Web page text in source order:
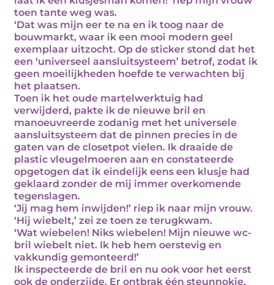
toen tante weg was.
‘Dat was mijn eer te na en ik toog naar de
bouwmarkt, waar ik een mooi modern geel
exemplaar uitzocht. Op de sticker stond dat het
een ‘universeel aansluitsysteem’ betrof, zodat ik
geen moeilijkheden hoefde te verwachten bij
het plaatsen.
Toen ik het oude martelwerktuig had
verwijderd, pakte ik de nieuwe bril en
manoeuvreerde zodanig met het universele
aansluitsysteem dat de pinnen precies in de
gaten van de closetpot vielen. Ik draaide de
plastic vleugelmoeren aan en constateerde
opgetogen dat ik eindelijk eens een klusje had
geklaard zonder de mij immer overkomende
tegenslagen.
‘Jij mag hem inwijden!’ riep ik naar mijn vrouw.
‘Hij wiebelt,’ zei ze toen ze terugkwam.
‘Wat wiebelen! Niks wiebelen! Mijn nieuwe wc-
bril wiebelt niet. Ik heb hem oerstevig en
vakkundig gemonteerd!’
Ik inspecteerde de bril en nu ook voor het eerst
ook de onderzijde. Er ontbrak één steunnokje,